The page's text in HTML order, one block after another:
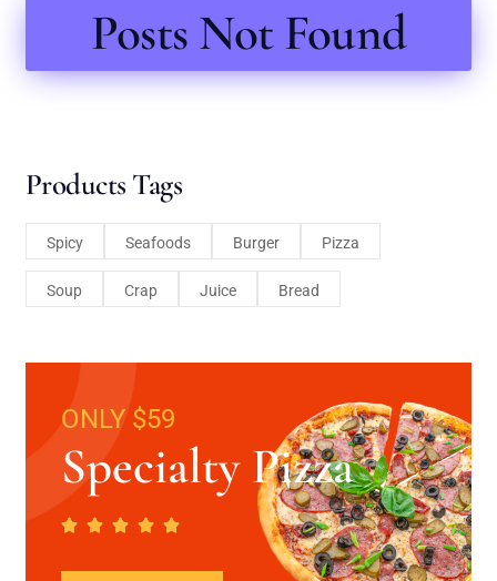
Posts Not Found
Products Tags
Spicy Seafoods Burger Pizza
Soup Crap Juice Bread
ONLY $59
Specialty Pizza